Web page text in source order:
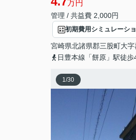
万円
管理 / 共益費 2,000円
初期費用シミュレーシ
宮崎県北諸県郡三股町大
日豊本線「餅原」駅徒歩
1/30